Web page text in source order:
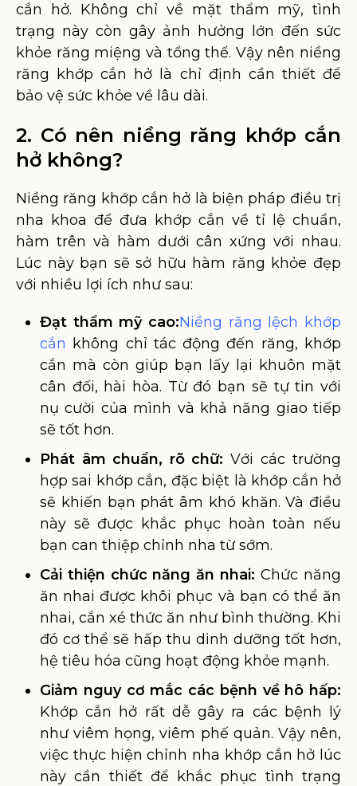
cắn hở. Không chỉ về mặt thẩm mỹ, tình
trạng này còn gây ảnh hưởng lớn đến sức
khỏe răng miệng và tổng thể. Vậy nên niềng
răng khớp cắn hở là chỉ định cần thiết để
bảo vệ sức khỏe về lâu dài.
2. Có nên niềng răng khớp cắn
hở không?
Niềng răng khớp cắn hở là biện pháp điều trị
nha khoa để đưa khớp cắn về tỉ lệ chuẩn,
hàm trên và hàm dưới cân xứng với nhau.
Lúc này bạn sẽ sở hữu hàm răng khỏe đẹp
với nhiều lợi ích như sau:
Đạt thẩm mỹ cao:Niềng răng lệch khớp
cắn không chỉ tác động đến răng, khớp
cắn mà còn giúp bạn lấy lại khuôn mặt
cân đối, hài hòa. Từ đó bạn sẽ tự tin với
nụ cười của mình và khả năng giao tiếp
sẽ tốt hơn.
Phát âm chuẩn, rõ chữ: Với các trường
hợp sai khớp cắn, đặc biệt là khớp cắn hở
sẽ khiến bạn phát âm khó khăn. Và điều
này sẽ được khắc phục hoàn toàn nếu
bạn can thiệp chỉnh nha từ sớm.
Cải thiện chức năng ăn nhai: Chức năng
ăn nhai được khôi phục và bạn có thể ăn
nhai, cắn xé thức ăn như bình thường. Khi
đó cơ thể sẽ hấp thu dinh dưỡng tốt hơn,
hệ tiêu hóa cũng hoạt động khỏe mạnh.
Giảm nguy cơ mắc các bệnh về hô hấp:
Khớp cắn hở rất dễ gây ra các bệnh lý
như viêm họng, viêm phế quản. Vậy nên,
việc thực hiện chỉnh nha khớp cắn hở lúc
này cần thiết để khắc phục tình trạng